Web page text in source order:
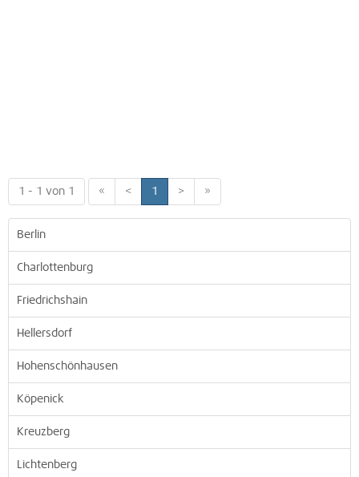
1 - 1 von 1 « < 1 > »
Berlin
Charlottenburg
Friedrichshain
Hellersdorf
Hohenschönhausen
Köpenick
Kreuzberg
Lichtenberg